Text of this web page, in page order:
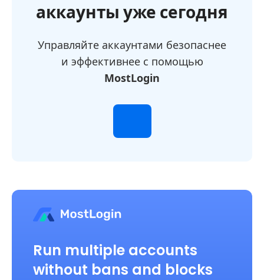
аккаунты уже сегодня
Управляйте аккаунтами безопаснее
и эффективнее с помощью
MostLogin
Run multiple accounts
without bans and blocks